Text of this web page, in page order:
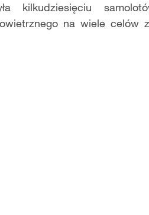
kilkudziesięciu
na wiele celów